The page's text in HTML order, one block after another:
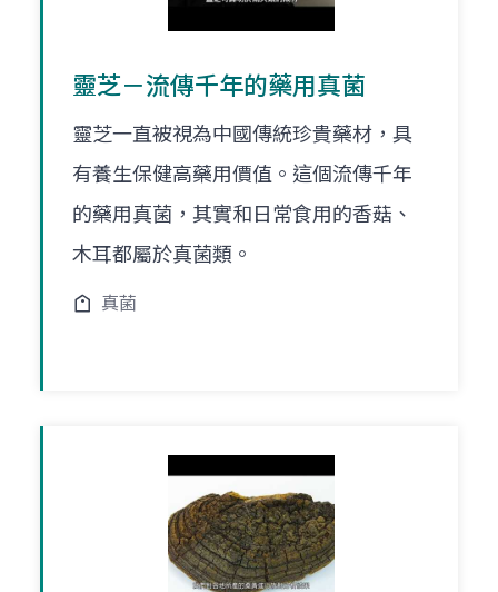
靈芝－流傳千年的藥用真菌
靈芝一直被視為中國傳統珍貴藥材，具
有養生保健高藥用價值。這個流傳千年
的藥用真菌，其實和日常食用的香菇、
木耳都屬於真菌類。
真菌